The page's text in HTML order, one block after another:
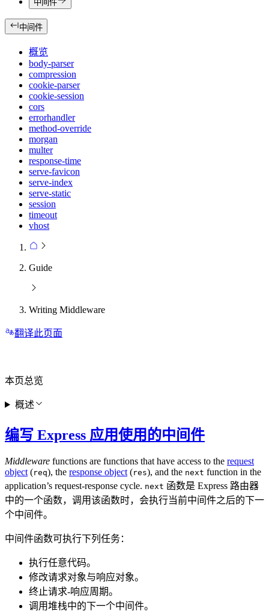
中间件
中间件
概览
body-parser
compression
cookie-parser
cookie-session
cors
errorhandler
method-override
morgan
multer
response-time
serve-favicon
serve-index
serve-static
session
timeout
vhost
Guide
Writing Middleware
翻译此页面
编写 Express 应用使用的中间件
Middleware functions are functions that have access to the request
object (req), the response object (res), and the next function in the
application’s request-response cycle. next 函数是 Express 路由器
中的一个函数，调用该函数时，会执行当前中间件之后的下一
个中间件。
中间件函数可执行下列任务：
执行任意代码。
修改请求对象与响应对象。
终止请求-响应周期。
调用堆栈中的下一个中间件。
本页总览
概述